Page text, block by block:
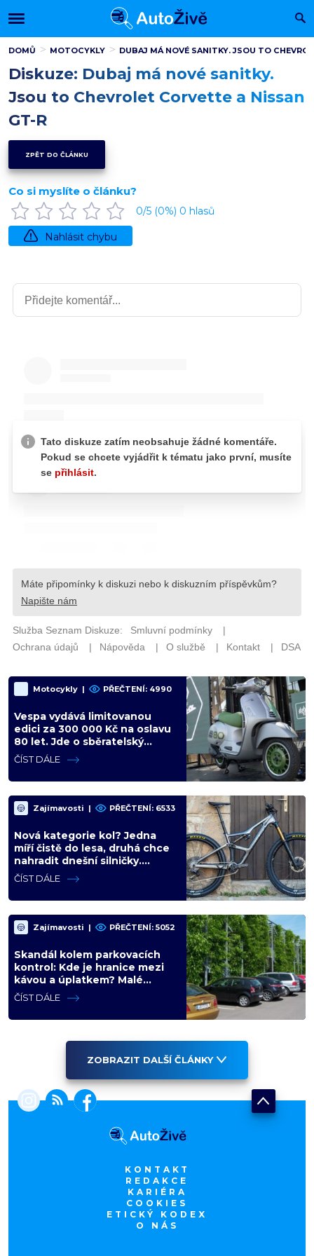
DOMŮ MOTOCYKLY DUBAJ MÁ NOVÉ SANITKY. JSOU TO
Diskuze: Dubaj má nové sanitky.
Jsou to Chevrolet Corvette a Nissan
GT-R
ZPĚT DO ČLÁNKU
Co si myslíte o článku?
0/5 (0%) 0 hlasů
Nahlásit chybu
Motocykly | PŘEČTENÍ: 4990
Vespa vydává limitovanou
edici za 300 000 Kč na oslavu
80 let. Jde o sběratelský
kalkul místo jízdního upgradu
ČÍST DÁLE
Zajímavosti | PŘEČTENÍ: 6533
Nová kategorie kol? Jedna
míří čistě do lesa, druhá chce
nahradit dnešní silničky.
Cyklisté mají rozporuplné
názory
ČÍST DÁLE
Zajímavosti | PŘEČTENÍ: 5052
Skandál kolem parkovacích
kontrol: Kde je hranice mezi
kávou a úplatkem? Malé
město, malá výhoda, velký
problém
ČÍST DÁLE
ZOBRAZIT DALŠÍ ČLÁNKY
KONTAKT
REDAKCE
KARIÉRA
COOKIES
ETICKÝ KODEX
O NÁS